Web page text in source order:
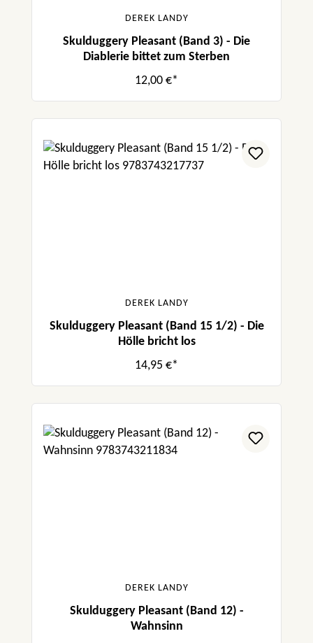
DEREK LANDY
Skulduggery Pleasant (Band 3) - Die
Diablerie bittet zum Sterben
12,00 €*
DEREK LANDY
Skulduggery Pleasant (Band 15 1/2) - Die
Hölle bricht los
14,95 €*
DEREK LANDY
Skulduggery Pleasant (Band 12) -
Wahnsinn